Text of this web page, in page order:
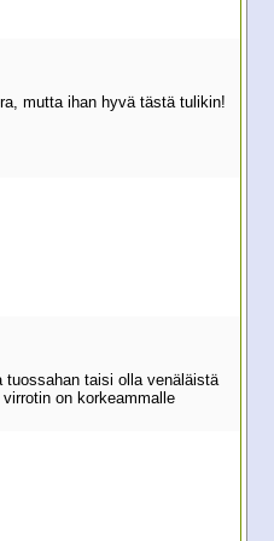
mutta ihan hyvä tästä tulikin!
tuossahan taisi olla venäläistä
on korkeammalle